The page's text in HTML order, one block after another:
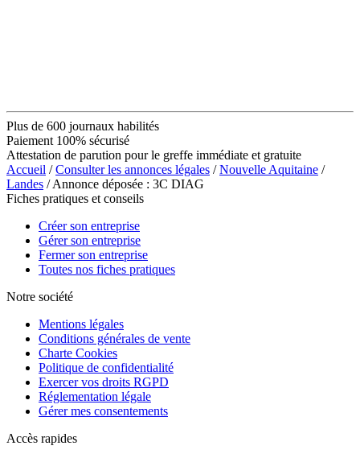
Plus de 600 journaux habilités
Paiement 100% sécurisé
Attestation de parution pour le greffe immédiate et gratuite
Accueil /Consulter les annonces légales /Nouvelle Aquitaine /
Landes / Annonce déposée : 3C DIAG
Fiches pratiques et conseils
Créer son entreprise
Gérer son entreprise
Fermer son entreprise
Toutes nos fiches pratiques
Notre société
Mentions légales
Conditions générales de vente
Charte Cookies
Politique de confidentialité
Exercer vos droits RGPD
Réglementation légale
Gérer mes consentements
Accès rapides